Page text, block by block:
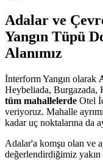
Adalar ve
Yangın Tüpü
Alanımız
İnterform Yangın olarak
Heybeliada, Burgazada,
tüm mahallelerde Otel
veriyoruz. Mahalle
kadar uç noktalarına da
Adalar'a komşu olan ve
değerlendirdiğimiz yakın